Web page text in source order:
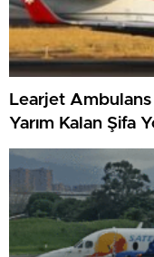
Learjet Ambulans
Yarım Kalan Şifa